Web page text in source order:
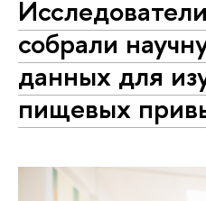
собрали
данных для
пищевых